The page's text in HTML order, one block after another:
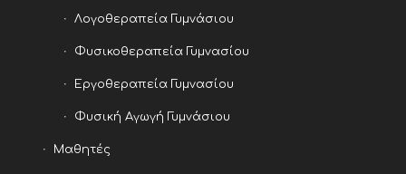
Λογοθεραπεία Γυμνάσιου
Φυσικοθεραπεία Γυμνασίου
Εργοθεραπεία Γυμνασίου
Φυσική Αγωγή Γυμνάσιου
Μαθητές